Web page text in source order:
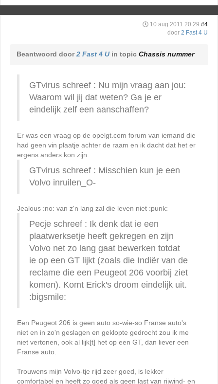
10 aug 2011 20:29 #4
door 2 Fast 4 U
Beantwoord door2 Fast 4 Uin topic Chassis nummer
GTvirus schreef : Nu mijn vraag aan jou:
Waarom wil jij dat weten? Ga je er
eindelijk zelf een aanschaffen?
Er was een vraag op de opelgt.com forum van iemand die
had geen vin plaatje achter de raam en ik dacht dat het er
ergens anders kon zijn.
GTvirus schreef : Misschien kun je een
Volvo inruilen_O-
Jealous :no: van z'n lang zal die leven niet :punk:
Pecje schreef : Ik denk dat ie een
plaatwerksetje heeft gekregen en zijn
Volvo net zo lang gaat bewerken totdat
ie op een GT lijkt (zoals die Indiër van de
reclame die een Peugeot 206 voorbij ziet
komen). Komt Erick's droom eindelijk uit.
:bigsmile:
Een Peugeot 206 is geen auto so-wie-so Franse auto's
niet en in zo'n geslagen en geklopte gedrocht zou ik me
niet vertonen, ook al lijk[t] het op een GT, dan liever een
Franse auto.
Trouwens mijn Volvo-tje rijd zeer goed, is lekker
comfortabel en heeft zo goed als geen last van rijwind- en